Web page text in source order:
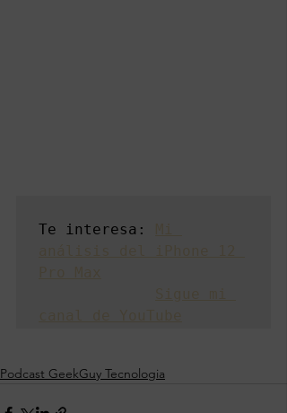
Te interesa:
Podcast GeekGuy Tecnologia